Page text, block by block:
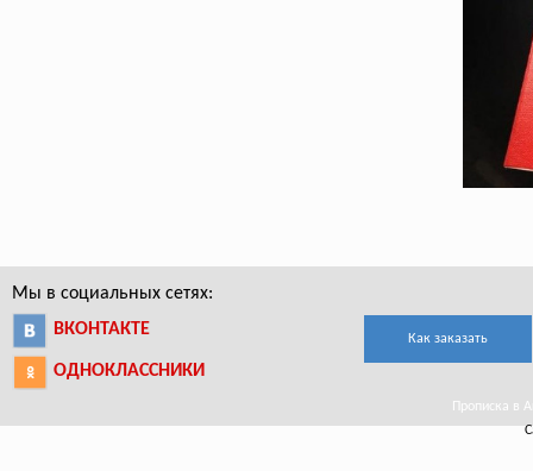
Мы в социальных сетях:
ВКОНТАКТЕ
ОДНОКЛАССНИКИ
Как заказать
Прописка в